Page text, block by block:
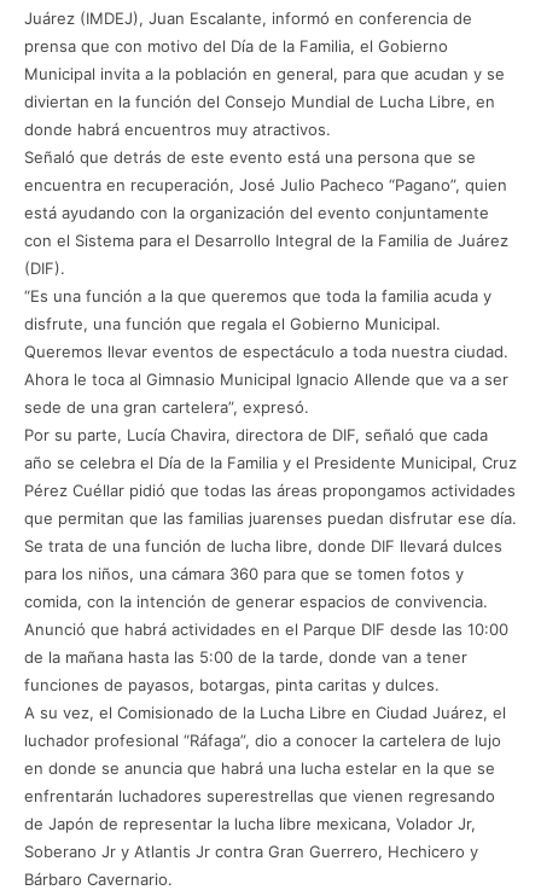
Juárez (IMDEJ), Juan Escalante, informó en conferencia de
prensa que con motivo del Día de la Familia, el Gobierno
Municipal invita a la población en general, para que acudan y se
diviertan en la función del Consejo Mundial de Lucha Libre, en
donde habrá encuentros muy atractivos.
Señaló que detrás de este evento está una persona que se
encuentra en recuperación, José Julio Pacheco “Pagano”, quien
está ayudando con la organización del evento conjuntamente
con el Sistema para el Desarrollo Integral de la Familia de Juárez
(DIF).
“Es una función a la que queremos que toda la familia acuda y
disfrute, una función que regala el Gobierno Municipal.
Queremos llevar eventos de espectáculo a toda nuestra ciudad.
Ahora le toca al Gimnasio Municipal Ignacio Allende que va a ser
sede de una gran cartelera”, expresó.
Por su parte, Lucía Chavira, directora de DIF, señaló que cada
año se celebra el Día de la Familia y el Presidente Municipal, Cruz
Pérez Cuéllar pidió que todas las áreas propongamos actividades
que permitan que las familias juarenses puedan disfrutar ese día.
Se trata de una función de lucha libre, donde DIF llevará dulces
para los niños, una cámara 360 para que se tomen fotos y
comida, con la intención de generar espacios de convivencia.
Anunció que habrá actividades en el Parque DIF desde las 10:00
de la mañana hasta las 5:00 de la tarde, donde van a tener
funciones de payasos, botargas, pinta caritas y dulces.
A su vez, el Comisionado de la Lucha Libre en Ciudad Juárez, el
luchador profesional “Ráfaga”, dio a conocer la cartelera de lujo
en donde se anuncia que habrá una lucha estelar en la que se
enfrentarán luchadores superestrellas que vienen regresando
de Japón de representar la lucha libre mexicana, Volador Jr,
Soberano Jr y Atlantis Jr contra Gran Guerrero, Hechicero y
Bárbaro Cavernario.